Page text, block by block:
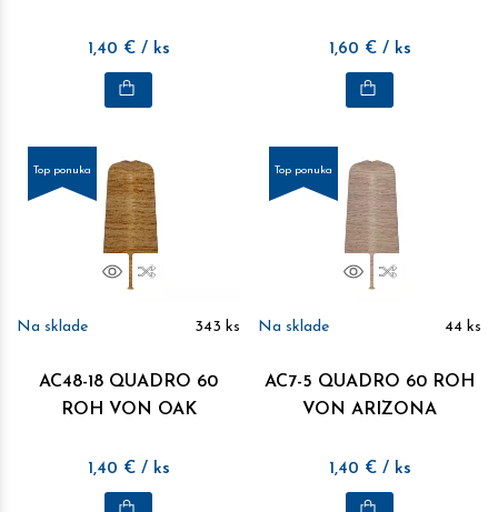
1,40 € / ks 1,60 € / ks
Top ponuka
NáhľadPorovnať
Na sklade 343 ks
AC48-18 QUADRO 60
ROH VON OAK
1,40 € / ks
Top ponuka
NáhľadPorovnať
Na sklade 44 ks
AC7-5 QUADRO 60 ROH
VON ARIZONA
1,40 € / ks